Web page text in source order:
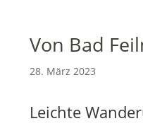
Von Bad
28. März 2023
Leichte